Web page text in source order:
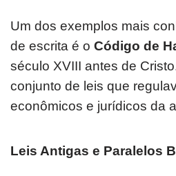
Um dos exemplos mais
de escrita é o Código de
século XVIII antes de
conjunto de leis que
econômicos e jurídicos da
Leis Antigas e Paralelos